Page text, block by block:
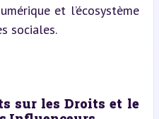
et l’écosystème
sociales.
sur les Droits et le